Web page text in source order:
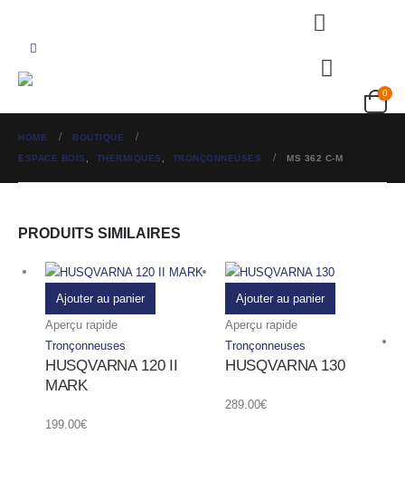
0
HOME BOUTIQUE
ESPACE BOIS THERMIQUES TRONÇONNEUSES MS 362 C-M
PRODUITS SIMILAIRES
Ajouter au panier
Aperçu rapide
Tronçonneuses
HUSQVARNA 120 II
MARK
199.00€
Ajouter au panier
Aperçu rapide
Tronçonneuses
HUSQVARNA 130
289.00€